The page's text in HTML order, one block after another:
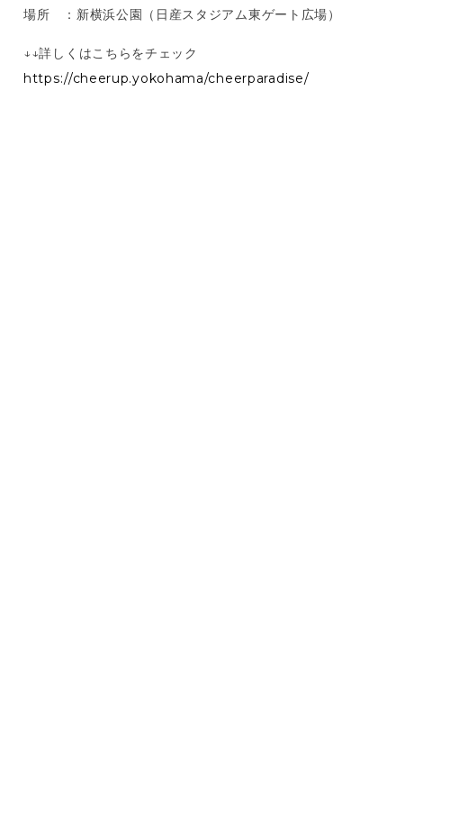
場所 ：新横浜公園（日産スタジアム東ゲート広場）
↓↓詳しくはこちらをチェック
https://cheerup.yokohama/cheerparadise/